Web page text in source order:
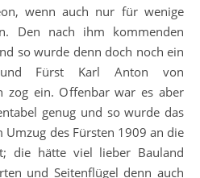
wenn auch nur für wenige
Den nach ihm kommenden
so wurde denn doch noch ein
und Fürst Karl Anton von
zog ein. Offenbar war es aber
genug und so wurde das
Umzug des Fürsten 1909 an die
die hätte viel lieber Bauland
und Seitenflügel denn auch